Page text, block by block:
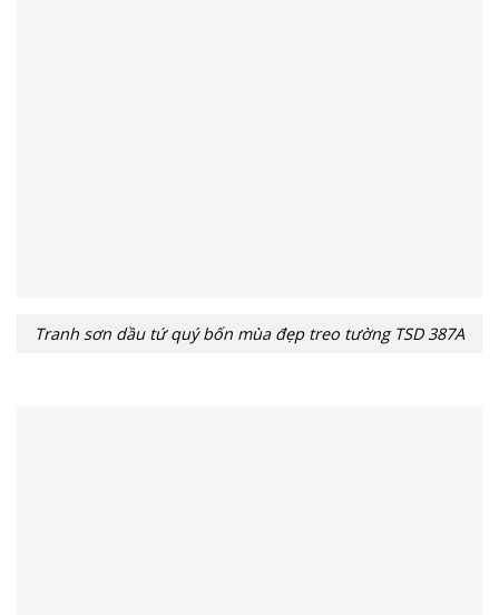
Tranh sơn dầu tứ quý bốn mùa đẹp treo tường TSD 387A